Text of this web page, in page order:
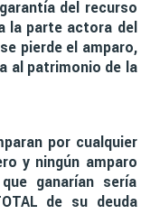
del recurso
la parte actora del
pierde el amparo,
al patrimonio de la
por cualquier
y ningún amparo
ganarían sería
de su deuda